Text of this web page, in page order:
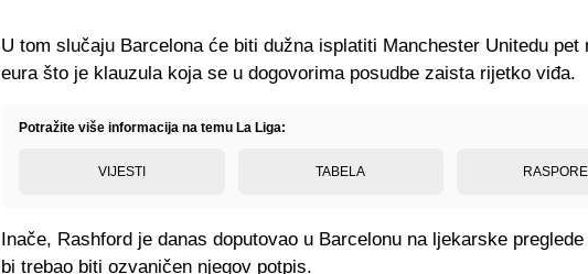
U tom slučaju Barcelona će biti dužna isplatiti Manchester Unitedu pet
eura što je klauzula koja se u dogovorima posudbe zaista rijetko viđa.
Potražite više informacija na temu La Liga:
VIJESTI TABELA
Inače, Rashford je danas doputovao u Barcelonu na ljekarske
bi trebao biti ozvaničen njegov potpis.